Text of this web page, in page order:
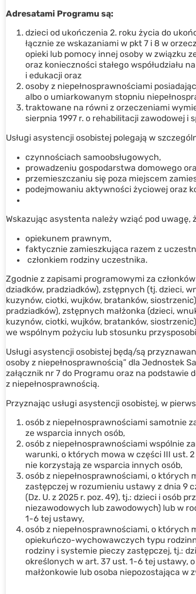
Adresatami Programu są:
dzieci od ukończenia 2. roku życia do
łącznie ze wskazaniami w pkt 7 i 8 w
opieki lub pomocy innej osoby w związku
oraz konieczności stałego współudziału
i edukacji oraz
osoby z niepełnosprawnościami
albo o umiarkowanym stopniu
traktowane na równi z orzeczeniami
sierpnia 1997 r. o rehabilitacji zawodowej i
Usługi asystencji osobistej polegają w
czynnościach samoobsługowych,
prowadzeniu gospodarstwa domowego
przemieszczaniu się poza miejscem
podejmowaniu aktywności życiowej oraz
Wskazując asystenta należy wziąć pod uwagę,
opiekunem prawnym,
faktycznie zamieszkująca razem z
członkiem rodziny uczestnika.
Zgodnie z zapisami programowymi za
dziadków, pradziadków), zstępnych (tj. dzieci,
kuzynów, ciotki, wujków, bratanków,
pradziadków), zstępnych małżonka (dzieci,
kuzynów, ciotki, wujków, bratanków,
we wspólnym pożyciu lub stosunku
Usługi asystencji osobistej będą/są
osoby z niepełnosprawnością” dla Jednostek
załącznik nr 7 do Programu oraz na
z niepełnosprawnością.
Przyznając usługi asystencji osobistej, w
osób z niepełnosprawnościami samotnie
ze wsparcia innych osób,
osób z niepełnosprawnościami wspólnie
warunki, o których mowa w części III ust.
nie korzystają ze wsparcia innych osób,
osób z niepełnosprawnościami, o których
zastępczej w rozumieniu ustawy z dnia 9
(Dz. U. z 2025 r. poz. 49), tj.: dzieci i osób
niezawodowych lub zawodowych) lub w
1-6 tej ustawy,
osób z niepełnosprawnościami, o których
opiekuńczo-wychowawczych typu
rodziny i systemie pieczy zastępczej, tj.:
określonych w art. 37 ust. 1-6 tej ustawy,
małżonkowie lub osoba niepozostająca w